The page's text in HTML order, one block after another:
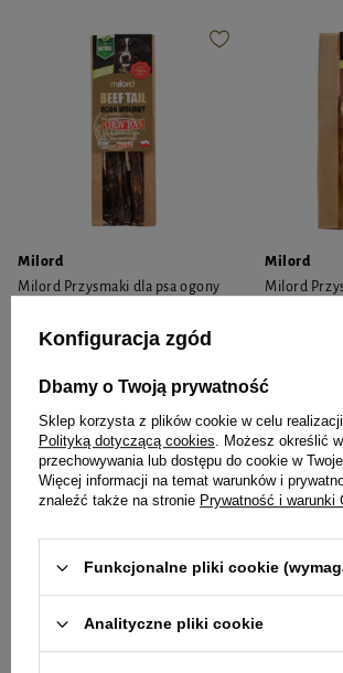
Milord
Milord Przysmaki dla psa ogony
28,99 zł 362,38 zł / kg
- +
Do koszyka
Milord
Milord
Konfiguracja zgód
Dbamy o Twoją prywatność
Sklep korzysta z plików cookie w celu realizacji
Polityką dotyczącą cookies. Możesz określić
przechowywania lub dostępu do cookie w
Więcej informacji na temat warunków i
znaleźć także na stronie Prywatność i warunki
Funkcjonalne pliki cookie
Analityczne pliki cookie